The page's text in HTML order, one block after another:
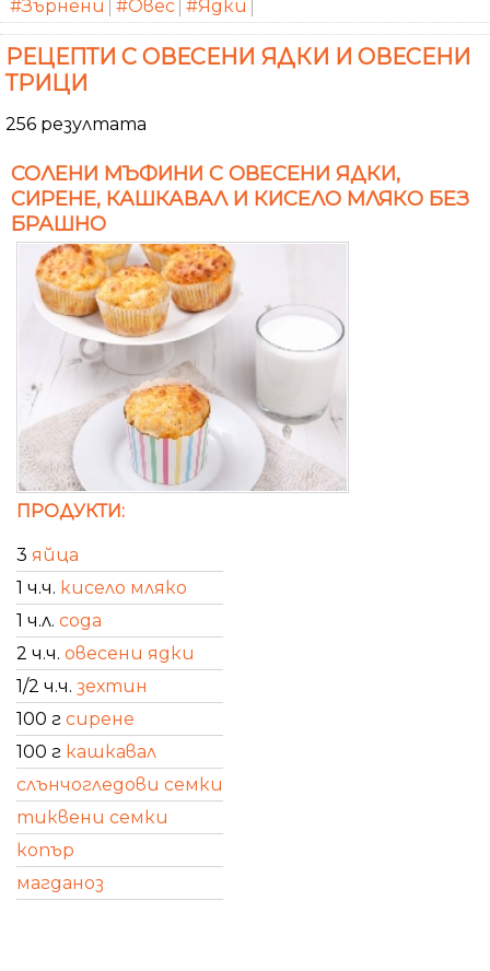
#Зърнени #Овес #Ядки
РЕЦЕПТИ С ОВЕСЕНИ ЯДКИ И ОВЕСЕНИ
ТРИЦИ
256 резултата
СОЛЕНИ МЪФИНИ С ОВЕСЕНИ ЯДКИ,
СИРЕНЕ, КАШКАВАЛ И КИСЕЛО МЛЯКО БЕЗ
БРАШНО
ПРОДУКТИ:
3 яйца
1 ч.ч. кисело мляко
1 ч.л. сода
2 ч.ч. овесени ядки
1/2 ч.ч. зехтин
100 г сирене
100 г кашкавал
слънчогледови семки
тиквени семки
копър
магданоз